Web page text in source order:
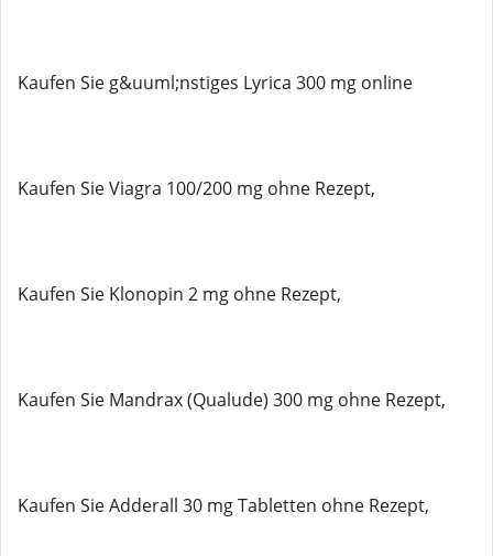
Kaufen Sie g&uuml;nstiges Lyrica 300 mg online
Kaufen Sie Viagra 100/200 mg ohne Rezept,
Kaufen Sie Klonopin 2 mg ohne Rezept,
Kaufen Sie Mandrax (Qualude) 300 mg ohne Rezept,
Kaufen Sie Adderall 30 mg Tabletten ohne Rezept,